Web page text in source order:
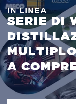
IN LINEA
SERIE DI
A